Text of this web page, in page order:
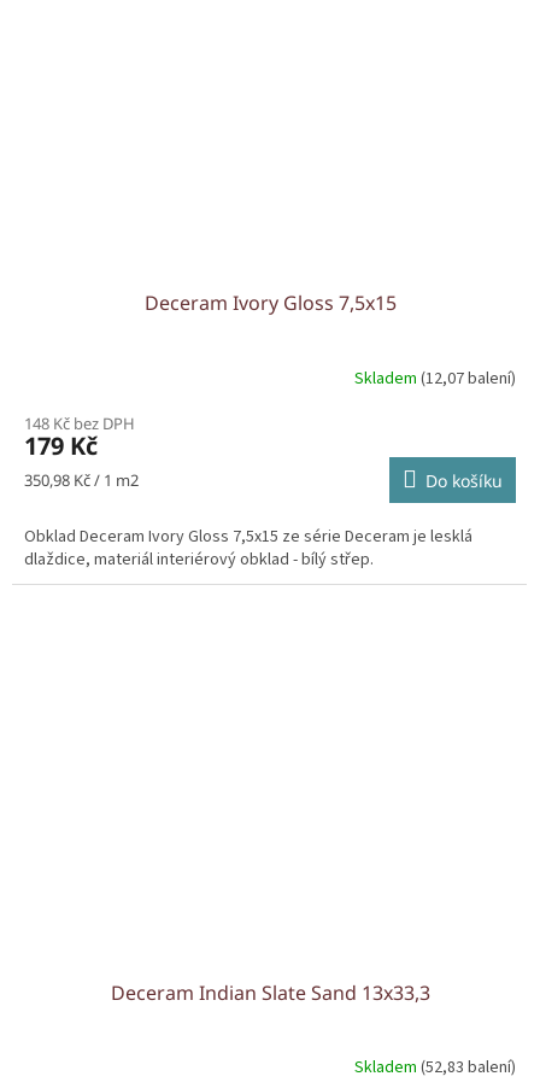
Deceram Ivory Gloss 7,5x15
Skladem (12,07 balení)
148 Kč bez DPH
179 Kč
Měrná
350,98 Kč / 1 m2 Do košíku
Obklad Deceram Ivory Gloss 7,5x15 ze série Deceram je lesklá
dlaždice, materiál interiérový obklad - bílý střep.
Deceram Indian Slate Sand 13x33,3
Skladem (52,83 balení)